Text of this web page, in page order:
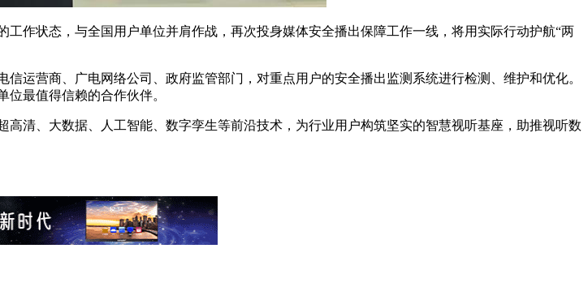
作状态，与全国用户单位并肩作战，再次投身媒体安全播出保障工作一线，将用实际行动护航“两
运营商、广电网络公司、政府监管部门，对重点用户的安全播出监测系统进行检测、维护和优化。
最值得信赖的合作伙伴。
清、大数据、人工智能、数字孪生等前沿技术，为行业用户构筑坚实的智慧视听基座，助推视听数